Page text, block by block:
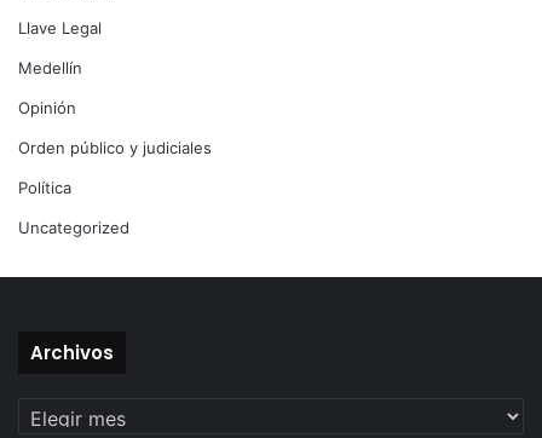
Llave Legal
Medellín
Opinión
Orden público y judiciales
Política
Uncategorized
Archivos